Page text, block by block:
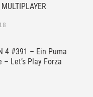
4 #391 – Ein Puma
Let’s Play Forza